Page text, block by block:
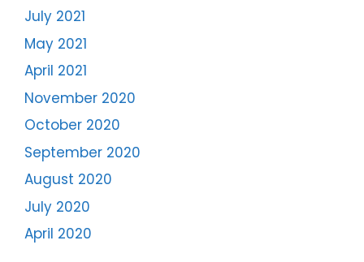
July 2021
May 2021
April 2021
November 2020
October 2020
September 2020
August 2020
July 2020
April 2020